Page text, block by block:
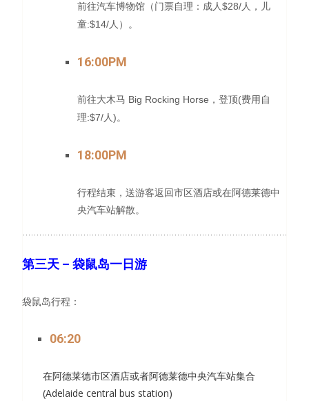
前往汽车博物馆（门票自理：成人$28/人，儿
童:$14/人）。
16:00PM
前往大木马 Big Rocking Horse ，登顶(费用自
理:$7/人)。
18:00PM
行程结束，送游客返回市区酒店或在阿德莱德中
央汽车站解散。
第三天 – 袋鼠岛一日游
袋鼠岛行程：
06:20
在阿德莱德市区酒店或者阿德莱德中央汽车站集合
(Adelaide central bus station)